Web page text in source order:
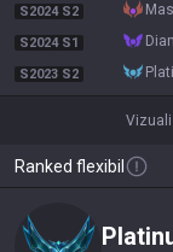
S2024 S2
S2024 S1
S2023 S2
Ranked flexibil